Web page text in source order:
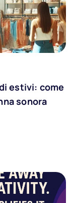
estivi: come
sonora